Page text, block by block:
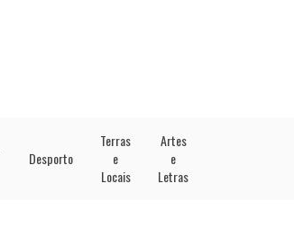
Desporto
Terras
e
Locais
Artes
e
Letras